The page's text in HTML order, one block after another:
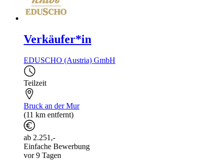
Verkäufer*in
EDUSCHO (Austria) GmbH
Teilzeit
Bruck an der Mur
(11 km entfernt)
ab 2.251,-
Einfache Bewerbung
vor 9 Tagen